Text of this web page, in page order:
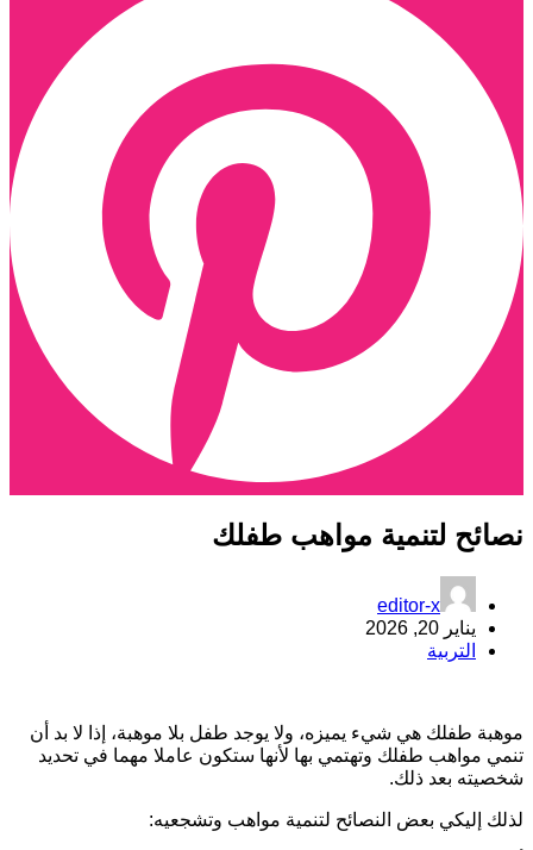
لتنمية مواهب طفلك
editor-x
يناير 20, 2026
التربية
طفلك هي شيء يميزه، ولا يوجد طفل بلا موهبة، إذا لا بد أن
مواهب طفلك وتهتمي بها لأنها ستكون عاملا مهما في تحديد
بعد ذلك.
إليكي بعض النصائح لتنمية مواهب وتشجعيه: